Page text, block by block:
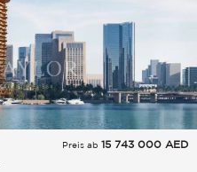
Preis ab 15 743 000 AED